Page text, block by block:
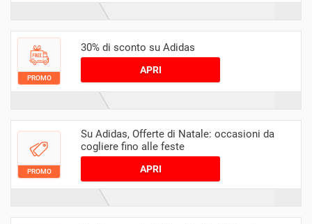
PROMO
30% di sconto su Adidas
APRI
PROMO
Su Adidas, Offerte di Natale: occasioni da
cogliere fino alle feste
APRI